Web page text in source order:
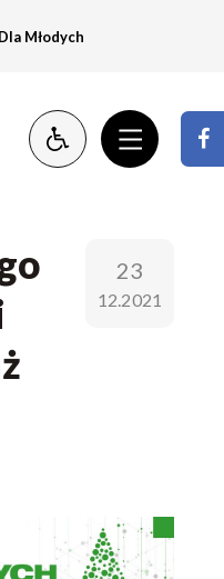
Dla Młodych
23
12.2021